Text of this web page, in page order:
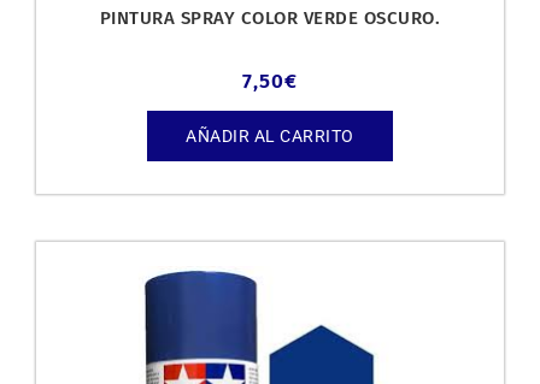
PINTURA SPRAY COLOR VERDE OSCURO.
7,50€
AÑADIR AL CARRITO